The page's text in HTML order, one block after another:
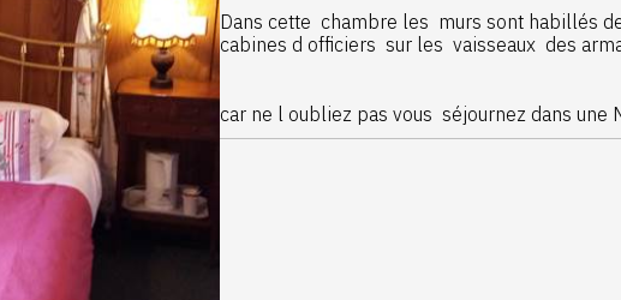
Dans cette chambre les murs sont habillés
cabines d officiers sur les vaisseaux des
car ne l oubliez pas vous séjournez dans une